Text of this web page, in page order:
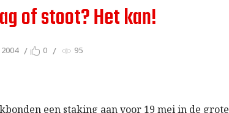
of stoot? Het kan!
0 95
een staking aan voor 19 mei in de grote